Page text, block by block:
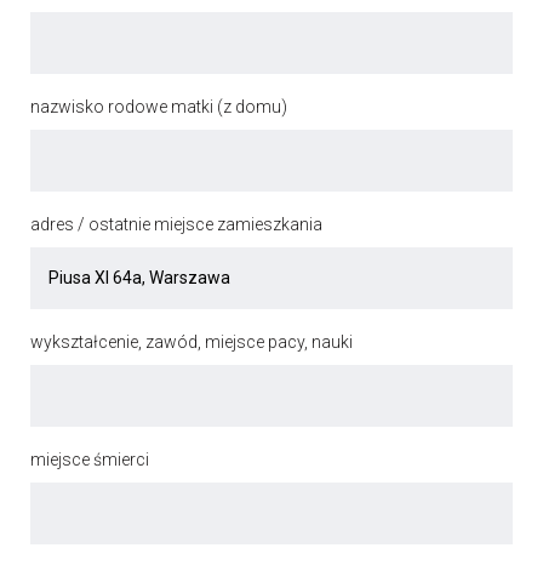
nazwisko rodowe matki (z domu)
adres / ostatnie miejsce zamieszkania
wykształcenie, zawód, miejsce pacy, nauki
miejsce śmierci